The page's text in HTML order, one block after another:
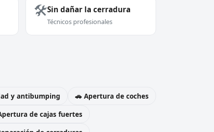
🛠️Sin dañar la cerradura
Técnicos profesionales
y antibumping
🚗 Apertura de coches
de cajas fuertes